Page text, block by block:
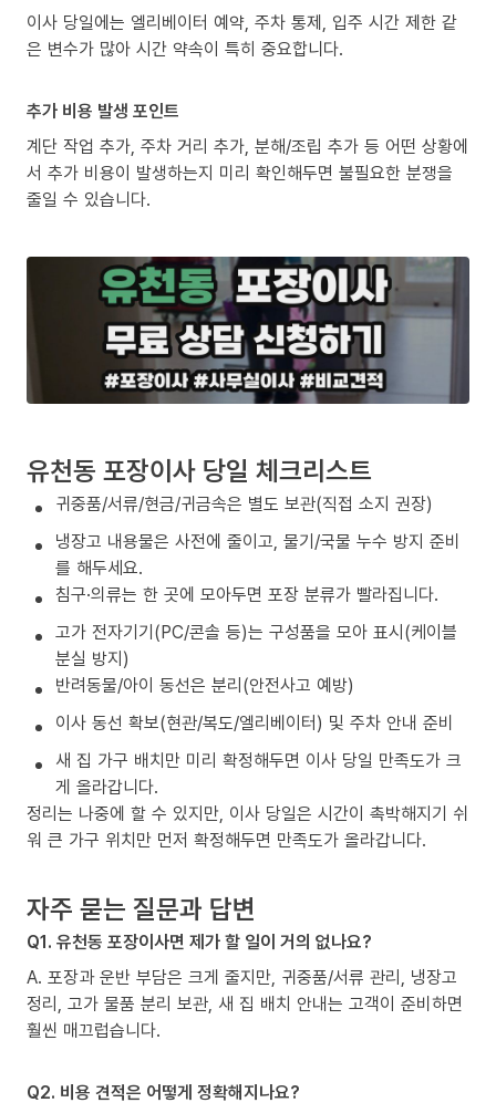
이사 당일에는 엘리베이터 예약, 주차 통제, 입주 시간 제한 같
은 변수가 많아 시간 약속이 특히 중요합니다.
추가 비용 발생 포인트
계단 작업 추가, 주차 거리 추가, 분해/조립 추가 등 어떤 상황에
서 추가 비용이 발생하는지 미리 확인해두면 불필요한 분쟁을
줄일 수 있습니다.
유천동 포장이사 당일 체크리스트
귀중품/서류/현금/귀금속은 별도 보관(직접 소지 권장)
냉장고 내용물은 사전에 줄이고, 물기/국물 누수 방지 준비
를 해두세요.
침구·의류는 한 곳에 모아두면 포장 분류가 빨라집니다.
고가 전자기기(PC/콘솔 등)는 구성품을 모아 표시(케이블
분실 방지)
반려동물/아이 동선은 분리(안전사고 예방)
이사 동선 확보(현관/복도/엘리베이터) 및 주차 안내 준비
새 집 가구 배치만 미리 확정해두면 이사 당일 만족도가 크
게 올라갑니다.
정리는 나중에 할 수 있지만, 이사 당일은 시간이 촉박해지기 쉬
워 큰 가구 위치만 먼저 확정해두면 만족도가 올라갑니다.
자주 묻는 질문과 답변
Q1. 유천동 포장이사면 제가 할 일이 거의 없나요?
A. 포장과 운반 부담은 크게 줄지만, 귀중품/서류 관리, 냉장고
정리, 고가 물품 분리 보관, 새 집 배치 안내는 고객이 준비하면
훨씬 매끄럽습니다.
Q2. 비용 견적은 어떻게 정확해지나요?